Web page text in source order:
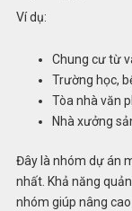
Ví dụ:
Chung cư từ
Trường học,
Tòa nhà văn
Nhà xưởng
Đây là nhóm dự án
nhất. Khả năng
nhóm giúp nâng cao